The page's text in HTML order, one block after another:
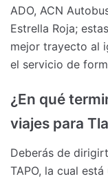
ADO, ACN
Estrella Roja;
mejor trayecto al
el servicio de
¿En qué
viajes para
Deberás de
TAPO, la cual